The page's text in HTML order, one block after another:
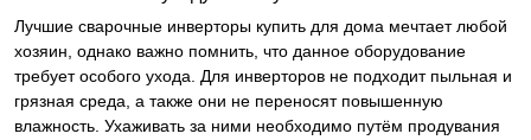
Лучшие сварочные инверторы купить для дома мечтает любой
хозяин, однако важно помнить, что данное оборудование
требует особого ухода. Для инверторов не подходит пыльная и
грязная среда, а также они не переносят повышенную
влажность. Ухаживать за ними необходимо путём продувания